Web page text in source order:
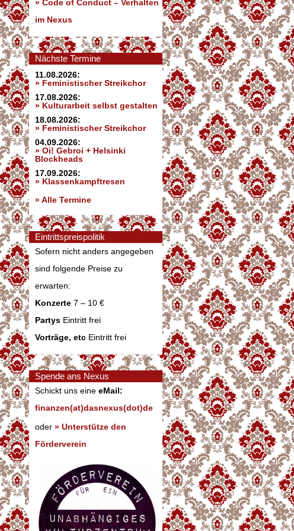
» Code of Conduct – Verhalten
im Nexus
Nächste Termine
11.08.2026:
» Feministischer Streikchor
17.08.2026:
» Kulturarbeit selbst gestalten
18.08.2026:
» Feministischer Streikchor
04.09.2026:
» Oi! Gebroi + Helsinki
Blockheads
17.09.2026:
» Klassenkampftresen
» Alle Termine
Eintrittspreispolitik
Sofern nicht anders angegeben
sind folgende Preise zu
erwarten:
Konzerte 7 – 10 €
Partys Eintritt frei
Vorträge, etc Eintritt frei
Spende ans Nexus
Schickt uns eine eMail:
finanzen(at)dasnexus(dot)de
oder » Unterstütze den
Förderverein